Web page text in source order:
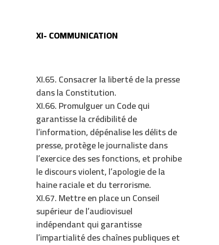
XI- COMMUNICATION
XI.65. Consacrer la liberté de la presse
dans la Constitution.
XI.66. Promulguer un Code qui
garantisse la crédibilité de
l’information, dépénalise les délits de
presse, protège le journaliste dans
l’exercice des ses fonctions, et prohibe
le discours violent, l’apologie de la
haine raciale et du terrorisme.
XI.67. Mettre en place un Conseil
supérieur de l’audiovisuel
indépendant qui garantisse
l’impartialité des chaînes publiques et